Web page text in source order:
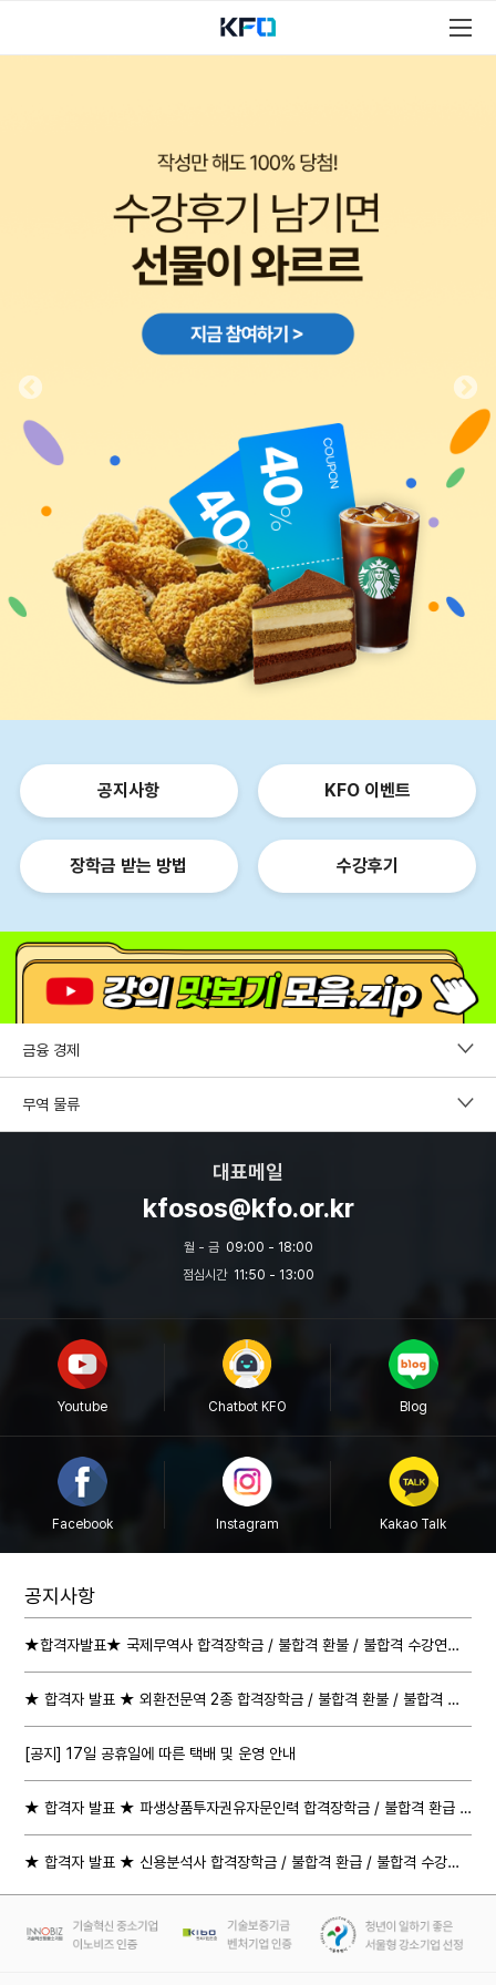
공지사항 KFO 이벤트
장학금 받는 방법 수강후기
금융 경제
펀드투자권유자문인력
무역 물류
물류관리사
대표메일
kfosos@kfo.or.kr
월 - 금 09:00 - 18:00
점심시간 11:50 - 13:00
Youtube Chatbot KFO Blog
Facebook Instagram Kakao Talk
공지사항
★합격자발표★ 국제무역사 합격장학금 / 불합격 환불 / 불합격 수강연장 절차 안내
★ 합격자 발표 ★ 외환전문역 2종 합격장학금 / 불합격 환불 / 불합격 수강연장 절차 안내
[공지] 17일 공휴일에 따른 택배 및 운영 안내
★ 합격자 발표 ★ 파생상품투자권유자문인력 합격장학금 / 불합격 환급 / 불합격 수강연장 절차 안내
★ 합격자 발표 ★ 신용분석사 합격장학금 / 불합격 환급 / 불합격 수강연장 절차 안내